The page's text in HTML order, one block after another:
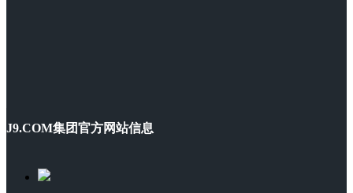
J9.COM集团官方网站信息